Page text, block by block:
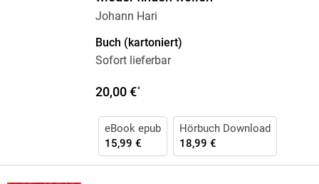
Johann Hari
Buch (kartoniert)
Sofort lieferbar
20,00 €*
eBook epub
15,99 €
Hörbuch Download
18,99 €